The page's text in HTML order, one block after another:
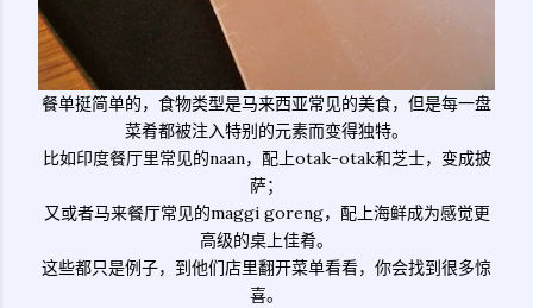
餐单挺简单的，食物类型是马来西亚常见的美食，但是每一盘
菜肴都被注入特别的元素而变得独特。
比如印度餐厅里常见的naan，配上otak-otak和芝士，变成披
萨；
又或者马来餐厅常见的maggi goreng，配上海鲜成为感觉更
高级的桌上佳肴。
这些都只是例子，到他们店里翻开菜单看看，你会找到很多惊
喜。